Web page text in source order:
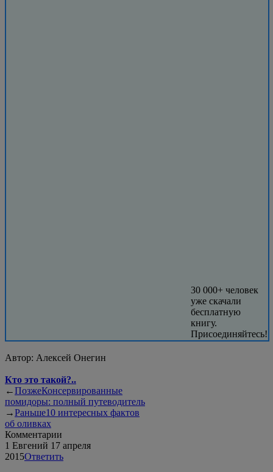
30 000+ человек
уже скачали
бесплатную
книгу.
Присоединяйтесь!
Автор: Алексей Онегин
Кто это такой?..
←ПозжеКонсервированные
помидоры: полный путеводитель
→Раньше10 интересных фактов
об оливках
Комментарии
1 Евгений 17 апреля
2015Ответить